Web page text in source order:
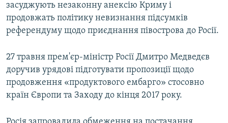
засуджують незаконну анексію Криму і
продовжать політику невизнання підсумків
референдуму щодо приєднання півострова до Росії.
27 травня прем'єр-міністр Росії Дмитро Медведєв
доручив урядові підготувати пропозиції щодо
продовження «продуктового ембарго» стосовно
країн Європи та Заходу до кінця 2017 року.